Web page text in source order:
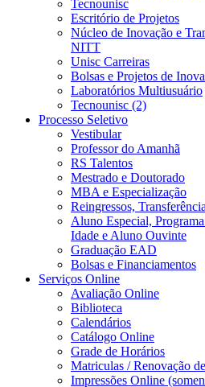
Tecnounisc
Escritório de Projetos
Núcleo de Inovação e
NITT
Unisc Carreiras
Bolsas e Projetos de
Laboratórios Multiusuário
Tecnounisc (2)
Processo Seletivo
Vestibular
Professor do Amanhã
RS Talentos
Mestrado e Doutorado
MBA e Especialização
Reingressos,
Aluno Especial,
Idade e Aluno Ouvinte
Graduação EAD
Bolsas e Financiamentos
Serviços Online
Avaliação Online
Biblioteca
Calendários
Catálogo Online
Grade de Horários
Matriculas / Renovação
Impressões Online